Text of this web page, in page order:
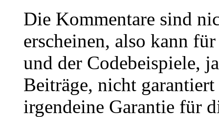
Die Kommentare sind
erscheinen, also kann
und der Codebeispiele,
Beiträge, nicht
irgendeine Garantie für